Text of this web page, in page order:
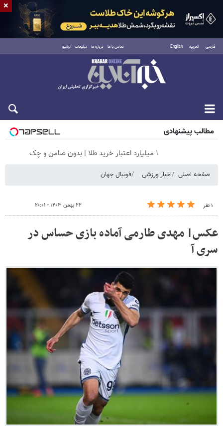
فارسی العربية English تماس با ما درباره ما تبلیغات آرشیو
شنبه ۱۷ مرداد ۱۴۰۵
مطالب پیشنهادی
۱ میلیارد اعتبار خرید طلا | بدون ضامن و چک
صفحه اصلی اخبار ورزشی فوتبال جهان
۱ نفر ۲۲ بهمن ۱۴۰۳ - ۲۰:۰۱
عکس| مهدی طارمی آماده بازی حساس در
سری آ
×